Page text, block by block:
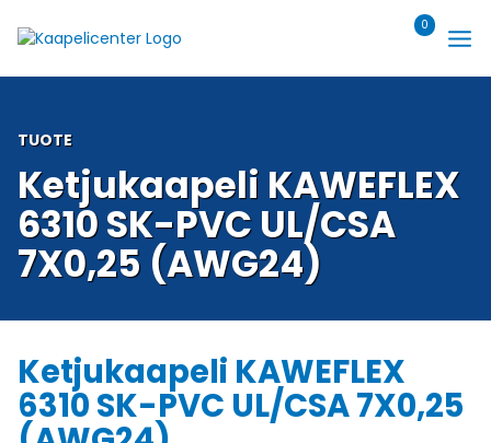
sisältöön
0
TUOTE
Ketjukaapeli KAWEFLEX
6310 SK-PVC UL/CSA
7X0,25 (AWG24)
Ketjukaapeli KAWEFLEX
6310 SK-PVC UL/CSA 7X0,25